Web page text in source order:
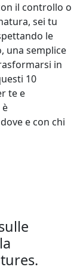
il controllo o
sei tu
le
una semplice
in
10
te e
e con chi